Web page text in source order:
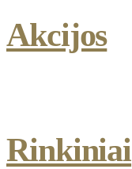
Akcijos
Rinkiniai